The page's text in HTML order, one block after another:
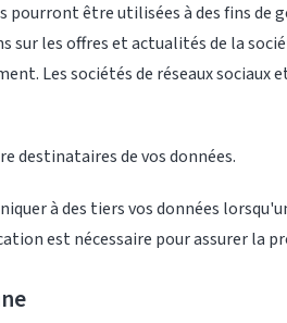
pourront être utilisées à des fins
les offres et actualités de la
Les sociétés de réseaux
destinataires de vos données.
à des tiers vos données
est nécessaire pour assurer la